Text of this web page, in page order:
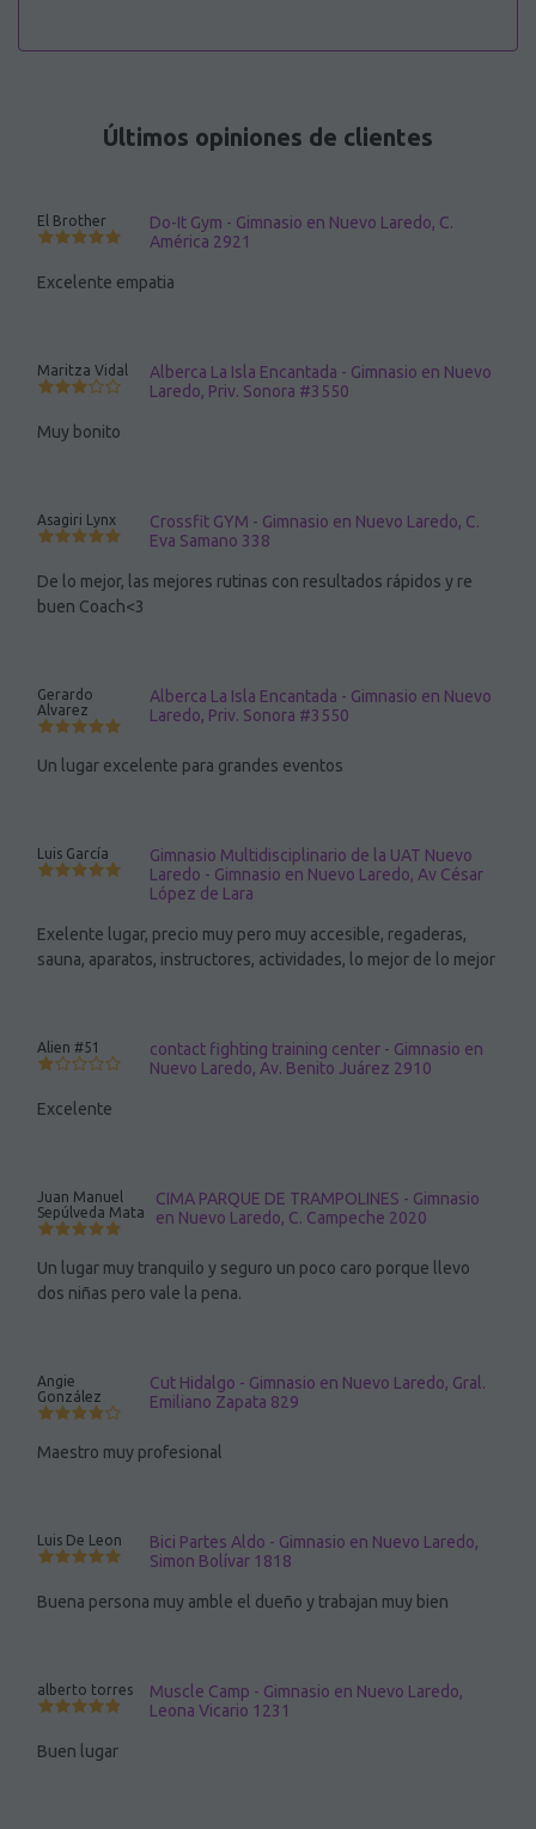
Últimos opiniones de clientes
El Brother
Do-It Gym - Gimnasio en Nuevo Laredo, C.
América 2921
Excelente empatia
Maritza Vidal
Alberca La Isla Encantada - Gimnasio en Nuevo
Laredo, Priv. Sonora #3550
Muy bonito
Asagiri Lynx
Crossfit GYM - Gimnasio en Nuevo Laredo, C.
Eva Samano 338
De lo mejor, las mejores rutinas con resultados rápidos y re
buen Coach<3
Gerardo
Alvarez
Alberca La Isla Encantada - Gimnasio en Nuevo
Laredo, Priv. Sonora #3550
Un lugar excelente para grandes eventos
Luis García
Gimnasio Multidisciplinario de la UAT Nuevo
Laredo - Gimnasio en Nuevo Laredo, Av César
López de Lara
Exelente lugar, precio muy pero muy accesible, regaderas,
sauna, aparatos, instructores, actividades, lo mejor de lo mejor
Alien #51
contact fighting training center - Gimnasio en
Nuevo Laredo, Av. Benito Juárez 2910
Excelente
Juan Manuel
Sepúlveda Mata
CIMA PARQUE DE TRAMPOLINES - Gimnasio
en Nuevo Laredo, C. Campeche 2020
Un lugar muy tranquilo y seguro un poco caro porque llevo
dos niñas pero vale la pena.
Angie
González
Cut Hidalgo - Gimnasio en Nuevo Laredo, Gral.
Emiliano Zapata 829
Maestro muy profesional
Luis De Leon
Bici Partes Aldo - Gimnasio en Nuevo Laredo,
Simon Bolívar 1818
Buena persona muy amble el dueño y trabajan muy bien
alberto torres
Muscle Camp - Gimnasio en Nuevo Laredo,
Leona Vicario 1231
Buen lugar